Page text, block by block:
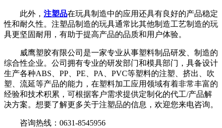
此外， 注塑品在玩具制造中的应用还具有良好的产品稳定
性和耐久性。注塑品制造的玩具通常比其他制造工艺制造的玩
具更坚固耐用，有助于提高产品的品质和用户体验。
威鹰塑胶有限公司是一家专业从事塑料制品研发、制造的
综合性企业。公司拥有专业的研发部门和模具部门，具备设计
生产各种ABS、PP、PE、PA、PVC等塑料的注塑、挤出、吹
塑、流延等产品的能力，在塑料加工应用领域有着非常丰富的
经验和技术积累，可根据客户需求提供定制化的代工/产品解
决方案。想要了解更多关于注塑品的信息，欢迎您来电咨询。
咨询热线：0631-8545956